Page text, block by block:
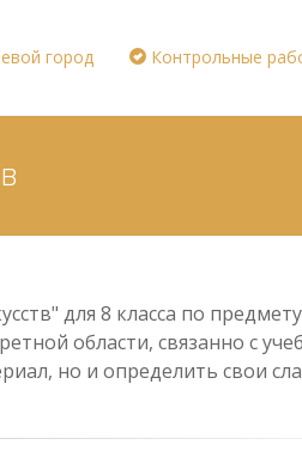
город Контрольные
для 8 класса по
области, связанно с
но и определить свои